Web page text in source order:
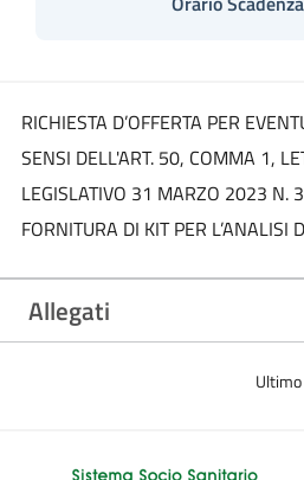
RICHIESTA D’OFFERTA PER
SENSI DELL'ART. 50, COMMA 1,
LEGISLATIVO 31 MARZO 2023 N.
FORNITURA DI KIT PER L’ANALISI
Allegati